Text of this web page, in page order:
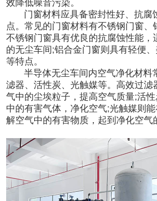
效降低噪音污染。
门窗材料应具备密封性好、抗腐
点。常见的门窗材料有不锈钢门窗、
不锈钢门窗具有优良的抗腐蚀性能，
的无尘车间;铝合金门窗则具有轻便
等特点。
半导体无尘车间 内空气净化材料
滤器、活性炭、光触媒等。高效过滤
气中的尘埃粒子，提高空气质量;活
中的有害气体，净化空气;光触媒则
解空气中的有害物质，起到净化空气